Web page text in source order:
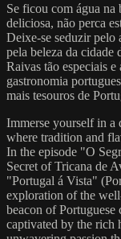
Se ficou com água na
deliciosa, não perca
Deixe-se seduzir pelo
pela beleza da cidade
Raivas tão especiais
gastronomia
mais tesouros de
Immerse yourself in
where tradition and
In the episode "O
Secret of Tricana de
"Portugal á Vista"
exploration of the
beacon of
captivated by the rich